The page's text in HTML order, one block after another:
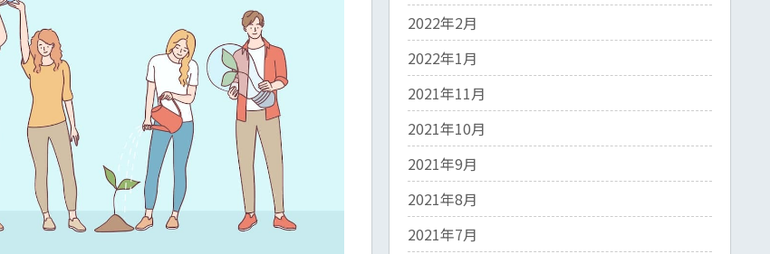
2022年2月
2022年1月
2021年11月
2021年10月
2021年9月
2021年8月
2021年7月